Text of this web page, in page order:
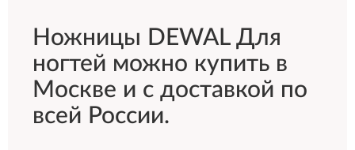
Ножницы DEWAL Для
ногтей можно купить в
Москве и с доставкой по
всей России.